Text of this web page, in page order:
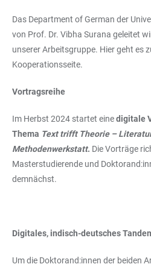
Das Department of German der
von Prof. Dr. Vibha Surana geleitet
unserer Arbeitsgruppe. Hier geht es
Kooperationsseite.
Vortragsreihe
Im Herbst 2024 startet einedigitale
Thema Text trifft Theorie –
Methodenwerkstatt. Die Vorträge
Masterstudierende und
demnächst.
Digitales, indisch-deutsches
Um die Doktorand:innen der beiden